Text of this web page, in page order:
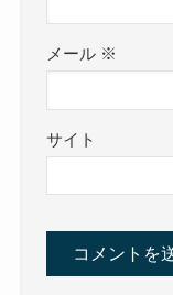
メール ※
サイト